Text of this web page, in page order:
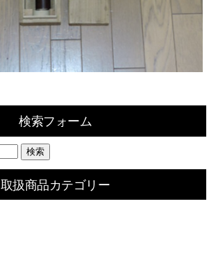
検索フォーム
取扱商品カテゴリー